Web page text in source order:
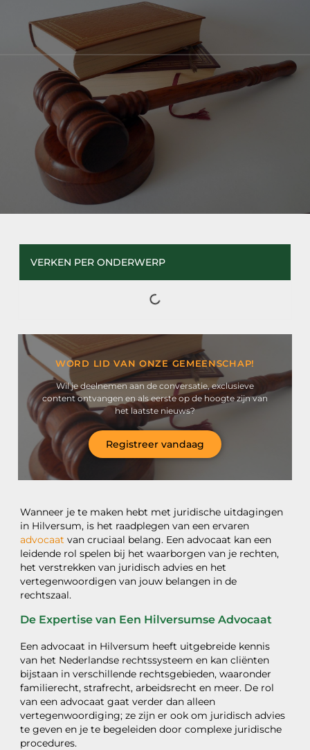
Wanneer je te maken hebt met juridische uitdagingen
in Hilversum, is het raadplegen van een ervaren
advocaat van cruciaal belang. Een advocaat kan een
leidende rol spelen bij het waarborgen van je rechten,
het verstrekken van juridisch advies en het
vertegenwoordigen van jouw belangen in de
rechtszaal.
De Expertise van Een Hilversumse Advocaat
Een advocaat in Hilversum heeft uitgebreide kennis
van het Nederlandse rechtssysteem en kan cliënten
bijstaan in verschillende rechtsgebieden, waaronder
familierecht, strafrecht, arbeidsrecht en meer. De rol
van een advocaat gaat verder dan alleen
vertegenwoordiging; ze zijn er ook om juridisch advies
te geven en je te begeleiden door complexe juridische
procedures.
VERKEN PER ONDERWERP
WORD LID VAN ONZE GEMEENSCHAP!
Wil je deelnemen aan de conversatie, exclusieve
content ontvangen en als eerste op de hoogte zijn van
het laatste nieuws?
Registreer vandaag